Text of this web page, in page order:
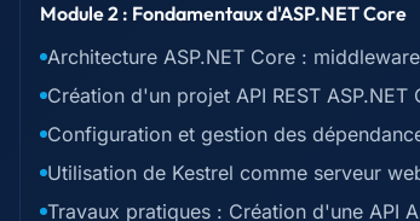
Module 2 : Fondamentaux d'ASP.NET Core
Architecture ASP.NET Core :
Création d'un projet API REST ASP.NET
Configuration et gestion des
Utilisation de Kestrel comme serveur
Travaux pratiques : Création d'une API